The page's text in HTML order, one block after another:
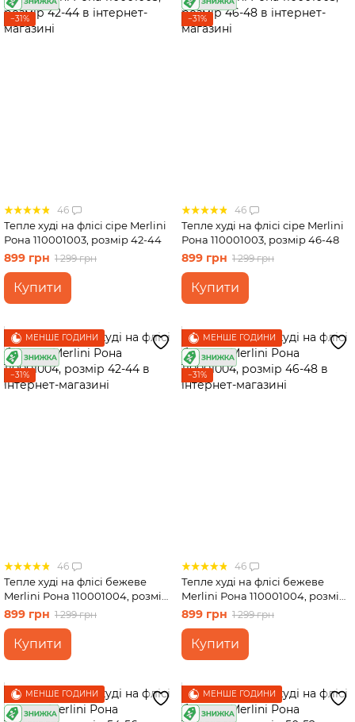
−31%
46
Тепле худі на флісі сіре Merlini
Рона 110001003, розмір 42-44
899 грн 1 299 грн
Купити
−31%
46
Тепле худі на флісі сіре Merlini
Рона 110001003, розмір 46-48
899 грн 1 299 грн
Купити
МЕНШЕ ГОДИНИ
−31%
46
Тепле худі на флісі бежеве
Merlini Рона 110001004, розмір
42-44
899 грн 1 299 грн
Купити
МЕНШЕ ГОДИНИ
−31%
46
Тепле худі на флісі бежеве
Merlini Рона 110001004, розмір
46-48
899 грн 1 299 грн
Купити
МЕНШЕ ГОДИНИ МЕНШЕ ГОДИНИ